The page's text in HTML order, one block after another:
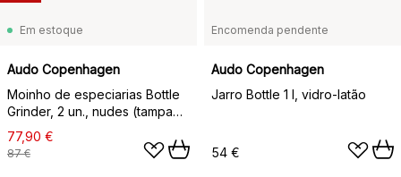
Em estoque
Audo Copenhagen
Moinho de especiarias Bottle
Grinder, 2 un., nudes (tampa
nogueira)
77,90 €
87 €
Encomenda pendente
Audo Copenhagen
Jarro Bottle 1 l, vidro-latão
54 €